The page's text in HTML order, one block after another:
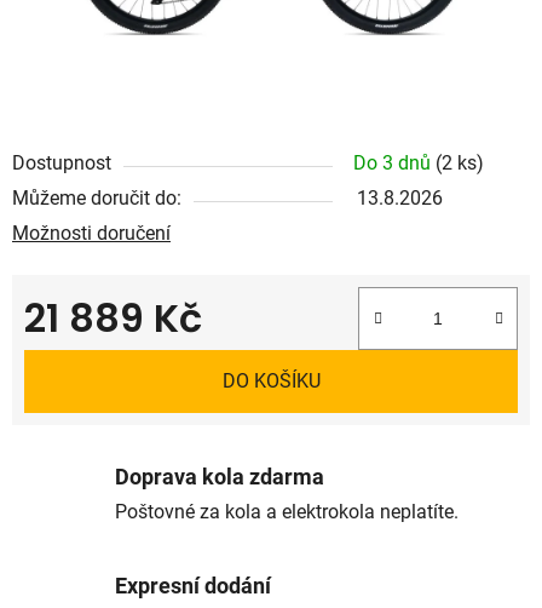
Dostupnost Do 3 dnů (2 ks)
Můžeme doručit do:
13.8.2026
Možnosti doručení
21 889 Kč
Měrná cena:
DO KOŠÍKU
Doprava kola zdarma
Poštovné za kola a elektrokola neplatíte.
Expresní dodání